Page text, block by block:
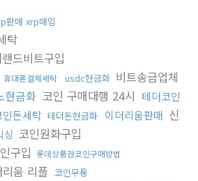
판매 xrp매입
탁
드비트구입
휴대폰결제세탁 usdc현금화 비트송금업체
현금화 코인 구매대행 24시 테더코인
인돈세탁 테더돈현금화 이더리움판매 신
싱 코인원화구입
구입 롯데상품권코인구매방법
리움 리플 코인무통